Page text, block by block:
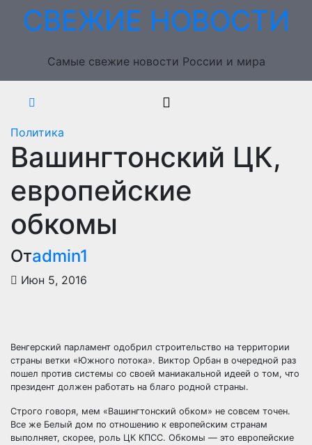
ПерейтиСВЕЖИЕ НОВОСТИ
Самые свежие новости России и мира
Политика
Вашингтонский ЦК,
европейские
обкомы
Отadmin1
Июн 5, 2016
Венгерский парламент одобрил строительство на территории
страны ветки «Южного потока». Виктор Орбан в очередной раз
пошел против системы со своей маниакальной идеей о том, что
президент должен работать на благо родной страны.
Строго говоря, мем «Вашингтонский обком» не совсем точен.
Все же Белый дом по отношению к европейским странам
выполняет, скорее, роль ЦК КПСС. Обкомы — это европейские